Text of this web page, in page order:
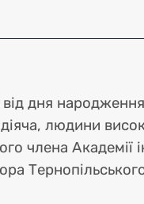
дня
людини
члена Академії